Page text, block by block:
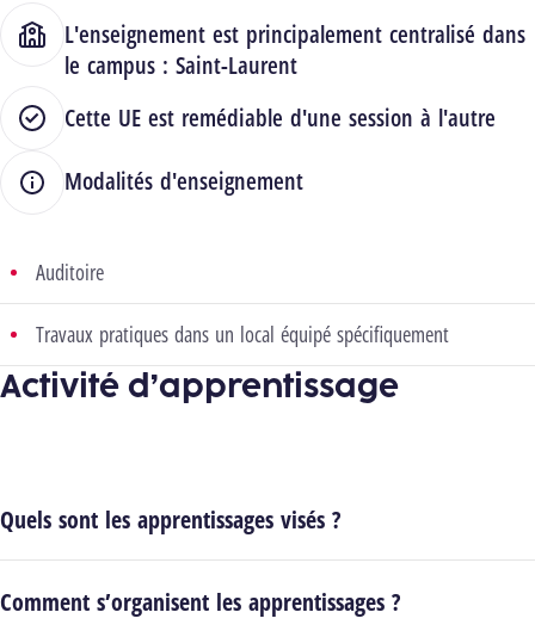
L'enseignement est principalement centralisé dans
le campus : Saint-Laurent
Cette UE est remédiable d'une session à l'autre
Modalités d'enseignement
Auditoire
Travaux pratiques dans un local équipé spécifiquement
Activité d’apprentissage
Quels sont les apprentissages visés ?
Comment s’organisent les apprentissages ?